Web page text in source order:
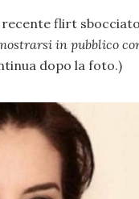
recente flirt
in pubblico
dopo la foto.)